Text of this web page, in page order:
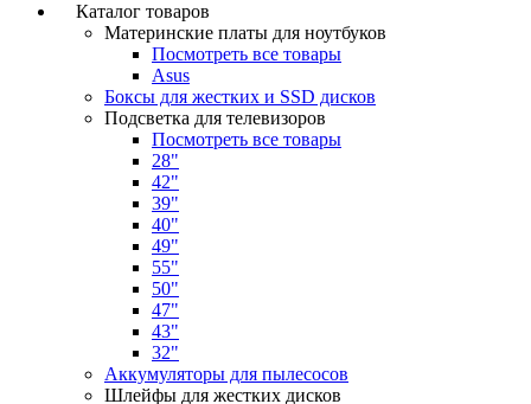
Каталог товаров
Материнские платы для ноутбуков
Посмотреть все товары
Asus
Боксы для жестких и SSD дисков
Подсветка для телевизоров
Посмотреть все товары
28"
42"
39"
40"
49"
55"
50"
47"
43"
32"
Аккумуляторы для пылесосов
Шлейфы для жестких дисков